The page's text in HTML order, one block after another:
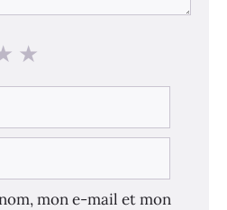
★
mon e-mail et mon